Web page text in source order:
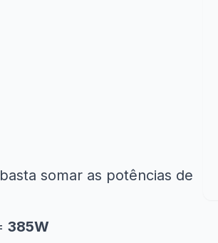
somar as potências de
385W